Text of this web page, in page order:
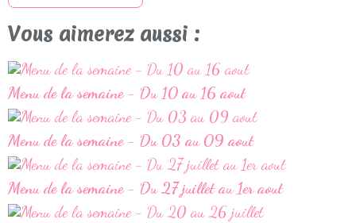
Vous aimerez aussi :
Menu de la semaine - Du 10 au 16 aout
Menu de la semaine - Du 03 au 09 aout
Menu de la semaine - Du 27 juillet au 1er aout